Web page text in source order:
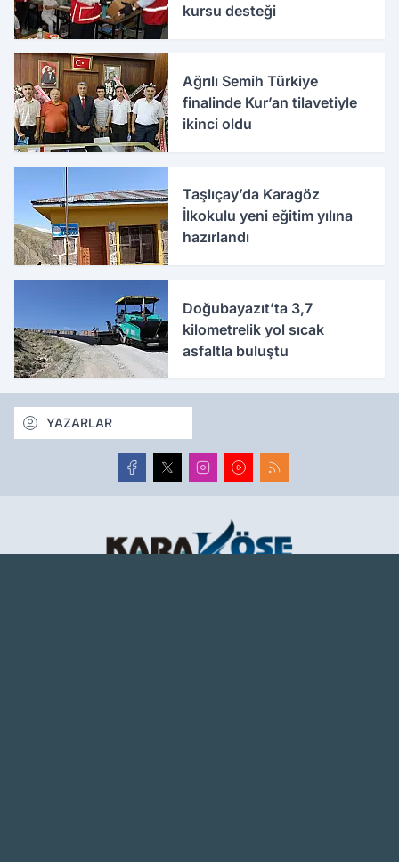
kursu desteği
Ağrılı Semih Türkiye
finalinde Kur’an tilavetiyle
ikinci oldu
Taşlıçay’da Karagöz
İlkokulu yeni eğitim yılına
hazırlandı
Doğubayazıt’ta 3,7
kilometrelik yol sıcak
asfaltla buluştu
YAZARLAR